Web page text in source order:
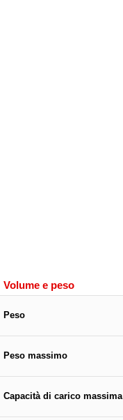
Volume e peso
Peso
Peso massimo
Capacità di carico massima